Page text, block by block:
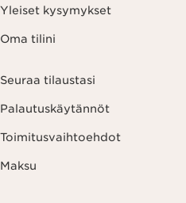
Yleiset kysymykset
Oma tilini
Seuraa tilaustasi
Palautuskäytännöt
Toimitusvaihtoehdot
Maksu